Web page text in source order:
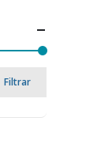
Filtrar